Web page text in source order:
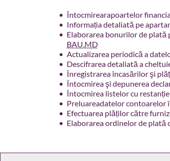
Întocmirearapoartelor
Informația detaliată pe
Elaborarea bonurilor de plată
BAU.MD
Actualizarea periodică a
Descifrarea detaliată a
Înregistrarea încasărilor şi
Întocmirea şi depunerea
Întocmirea listelor cu
Preluareadatelor contoarelor
Efectuarea plăților către
Elaborarea ordinelor de plată